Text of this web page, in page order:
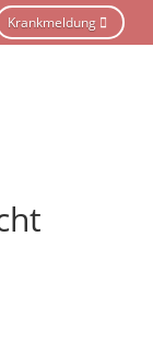
Krankmeldung